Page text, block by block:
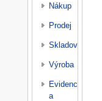
Nákup
Prodej
Skladování
Výroba
Evidence
a